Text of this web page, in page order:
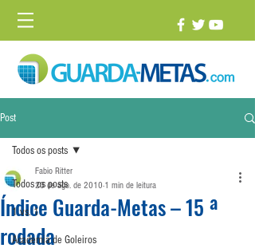
Post
Todos os posts
1 vs. 1
Academia de Goleiros
Todos os posts
Índice Guarda-Metas – 15 ª
rodada
Fabio Ritter
23 de ago. de 2010 1 min de leitura